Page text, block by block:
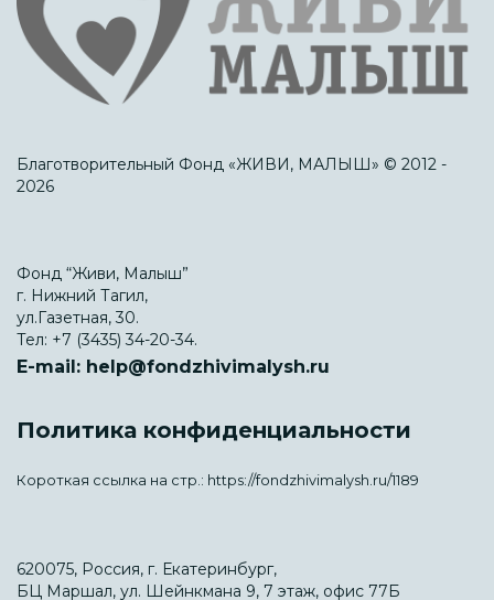
Благотворительный Фонд «ЖИВИ, МАЛЫШ» © 2012 -
2026
Фонд “Живи, Малыш”
г. Нижний Тагил,
ул.Газетная, 30.
Тел: +7 (3435) 34-20-34.
E-mail: help@fondzhivimalysh.ru
Политика конфиденциальности
Короткая ссылка на стр.: https://fondzhivimalysh.ru/1189
620075, Россия, г. Екатеринбург,
БЦ Маршал, ул. Шейнкмана 9, 7 этаж, офис 77Б